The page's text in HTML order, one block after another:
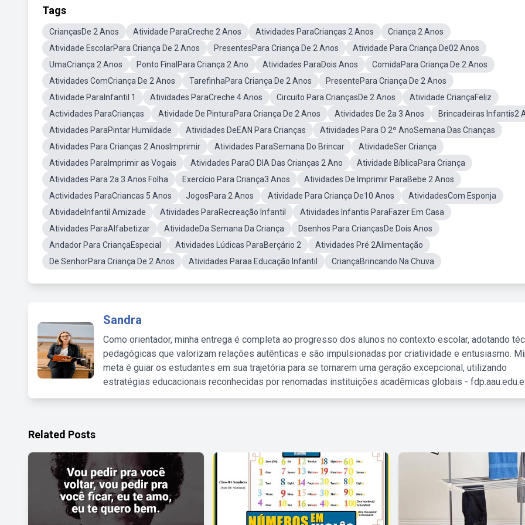
Tags
CriançasDe 2 Anos Atividade ParaCreche 2 Anos Atividades ParaCrianças 2 Anos
Criança 2 Anos
Atividade EscolarPara Criança De 2 Anos
PresentesPara Criança De 2 Anos
Atividade Para Criança De02 Anos
UmaCriança 2 Anos
Ponto FinalPara Criança 2 Ano Atividades ParaDois Anos
ComidaPara Criança De 2 Anos
Atividades ComCriança De 2 Anos
TarefinhaPara Criança De 2 Anos
PresentePara Criança De 2 Anos
Atividade ParaInfantil 1
Atividades ParaCreche 4 Anos Circuito Para CriançasDe 2 Anos
Atividade CriançaFeliz
Actividades ParaCrianças
Atividade De PinturaPara Criança De 2 Anos Atividades De 2a 3 Anos
Brincadeiras Infantis2
Atividades ParaPintar Humildade
Atividades DeEAN Para Crianças
Atividades Para O 2º AnoSemana Das Crianças
Atividades Para Crianças 2 AnosImprimir
Atividades ParaSemana Do Brincar
AtividadeSer Criança
Atividades ParaImprimir as Vogais
Atividades ParaO DIA Das Crianças 2 Ano
Atividade BíblicaPara Criança
Atividades Para 2a 3 Anos Folha
Exercício Para Criança3 Anos
Atividades De Imprimir ParaBebe 2 Anos
Actividades ParaCriancas 5 Anos
JogosPara 2 Anos Atividade Para Criança De10 Anos
AtividadesCom Esponja
AtividadeInfantil Amizade
Atividades ParaRecreação Infantil
Atividades Infantis ParaFazer Em Casa
Atividades ParaAlfabetizar
AtividadeDa Semana Da Criança
Dsenhos Para CriançasDe Dois Anos
Andador Para CriançaEspecial
Atividades Lúdicas ParaBerçário 2
Atividades Pré 2Alimentação
De SenhorPara Criança De 2 Anos
Atividades Paraa Educação Infantil CriançaBrincando Na Chuva
Sandra
Como orientador, minha entrega é completa ao progresso dos alunos no contexto escolar, adotando
pedagógicas que valorizam relações autênticas e são impulsionadas por criatividade e entusiasmo.
meta é guiar os estudantes em sua trajetória para se tornarem uma geração excepcional, utilizando
estratégias educacionais reconhecidas por renomadas instituições acadêmicas globais -
Related Posts